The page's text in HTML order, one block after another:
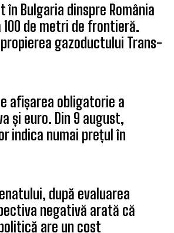
în Bulgaria dinspre România
100 de metri de frontieră.
gazoductului Trans-
afișarea obligatorie a
și euro. Din 9 august,
indica numai prețul în
după evaluarea
negativă arată că
are un cost